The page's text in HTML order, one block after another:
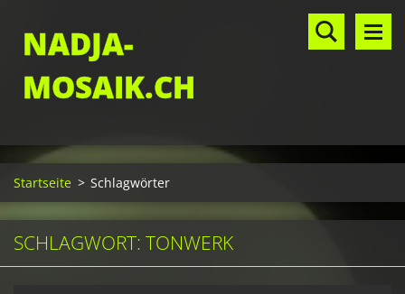
NADJA-
MOSAIK.CH
Startseite > Schlagwörter
SCHLAGWORT: TONWERK